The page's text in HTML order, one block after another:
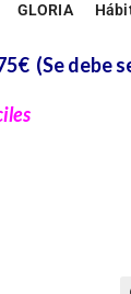
GLORIA
(Se debe